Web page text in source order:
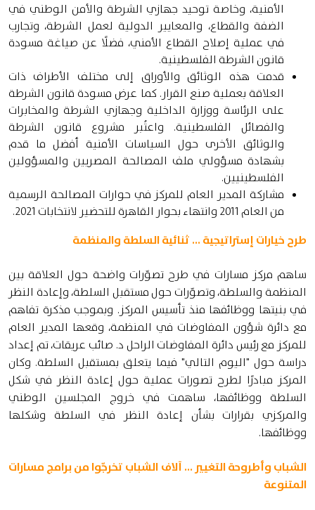
الأمنية، وخاصة توحيد جهازي الشرطة والأمن الوطني في
الضفة والقطاع، والمعايير الدولية لعمل الشرطة، وتجارب
في عملية إصلاح القطاع الأمني، فضلًا عن صياغة مسودة
قانون الشرطة الفلسطينية.
قدمت هذه الوثائق والأوراق إلى مختلف الأطراف ذات
العلاقة بعملية صنع القرار. كما عرض مسودة قانون الشرطة
على الرئاسة ووزارة الداخلية وجهازي الشرطة والمخابرات
والفصائل الفلسطينية. واعتُبر مشروع قانون الشرطة
والوثائق الأخرى حول السياسات الأمنية أفضل ما قدم
بشهادة مسؤولي ملف المصالحة المصريين والمسؤولين
الفلسطينيين.
مشاركة المدير العام للمركز في حوارات المصالحة الرسمية
من العام 2011 وانتهاء بحوار القاهرة للتحضير لانتخابات 2021.
طرح خيارات إستراتيجية ... ثنائية السلطة والمنظمة
ساهم مركز مسارات في طرح تصوّرات واضحة حول العلاقة بين
المنظمة والسلطة، وتصوّرات حول مستقبل السلطة، وإعادة النظر
في بنيتها ووظائفها منذ تأسيس المركز. وبموجب مذكرة تفاهم
مع دائرة شؤون المفاوضات في المنظمة، وقعها المدير العام
للمركز مع رئيس دائرة المفاوضات الراحل د. صائب عريقات، تم إعداد
دراسة حول "اليوم التالي" فيما يتعلق بمستقبل السلطة. وكان
المركز مبادرًا لطرح تصورات عملية حول إعادة النظر في شكل
السلطة ووظائفها، ساهمت في خروج المجلسين الوطني
والمركزي بقرارات بشأن إعادة النظر في السلطة وشكلها
ووظائفها.
الشباب وأطروحة التغيير ... آلاف الشباب تخرجّوا من برامج مسارات
المتنوعة